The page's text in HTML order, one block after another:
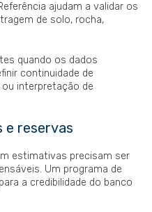
ajudam a validar os
de solo, rocha,
quando os dados
continuidade de
interpretação de
e reservas
estimativas precisam ser
Um programa de
a credibilidade do banco